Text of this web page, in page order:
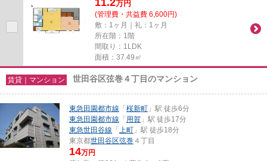
万円
(管理費・共益費 6,600円)
敷：1ヶ月｜礼：1ヶ月
所在階：1階
間取り：1LDK
面積：37.49㎡
賃貸｜マンション 世田谷区弦巻４丁目のマンション
東急田園都市線 「桜新町 」駅 徒歩6分
東急田園都市線 「用賀 」駅 徒歩17分
東急世田谷線 「 上町 」駅 徒歩18分
東京都世田谷区弦巻 ４丁目
14万円